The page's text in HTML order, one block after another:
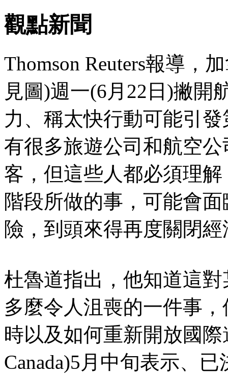
觀點新聞
Thomson Reuters報導，
見圖)週一(6月22日)撇開
力、稱太快行動可能引
有很多旅遊公司和航空
客，但這些人都必須理
階段所做的事，可能會
險，到頭來得再度關閉
杜魯道指出，他知道這
多麼令人沮喪的一件事
時以及如何重新開放國
Canada)5月中旬表示、